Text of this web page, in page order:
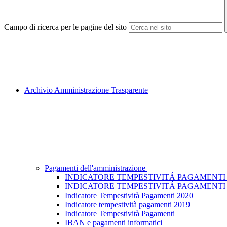
Campo di ricerca per le pagine del sito
Archivio Amministrazione Trasparente
Pagamenti dell'amministrazione
INDICATORE TEMPESTIVITÁ PAGAMENTI
INDICATORE TEMPESTIVITÁ PAGAMENTI
Indicatore Tempestività Pagamenti 2020
Indicatore tempestività pagamenti 2019
Indicatore Tempestività Pagamenti
IBAN e pagamenti informatici